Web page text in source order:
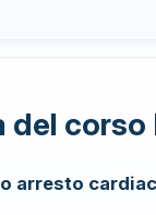
del
arresto